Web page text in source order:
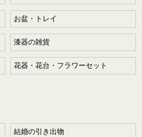
お盆・トレイ
漆器の雑貨
花器・花台・フラワーセット
結婚の引き出物